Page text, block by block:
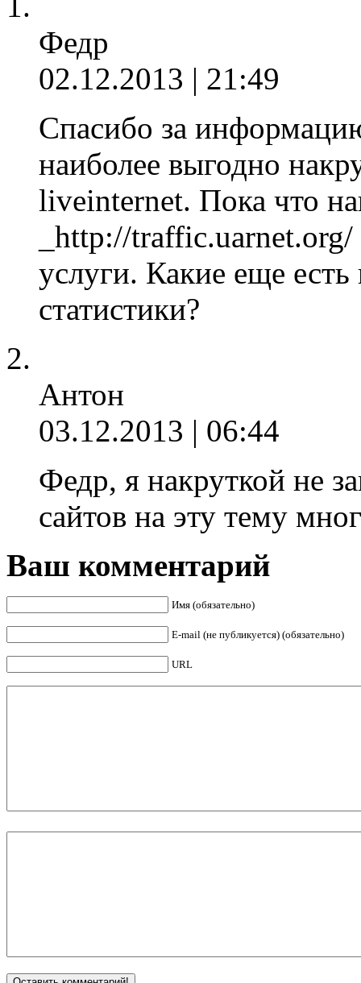
Федр
02.12.2013 | 21:49
Спасибо за
наиболее выгодно
liveinternet. Пока что
_http://
услуги. Какие еще
статистики?
Антон
03.12.2013 | 06:44
Федр, я накруткой не
сайтов на эту тему
Ваш комментарий
Имя (обязательно)
E-mail (не публикуется) (обязательно)
URL